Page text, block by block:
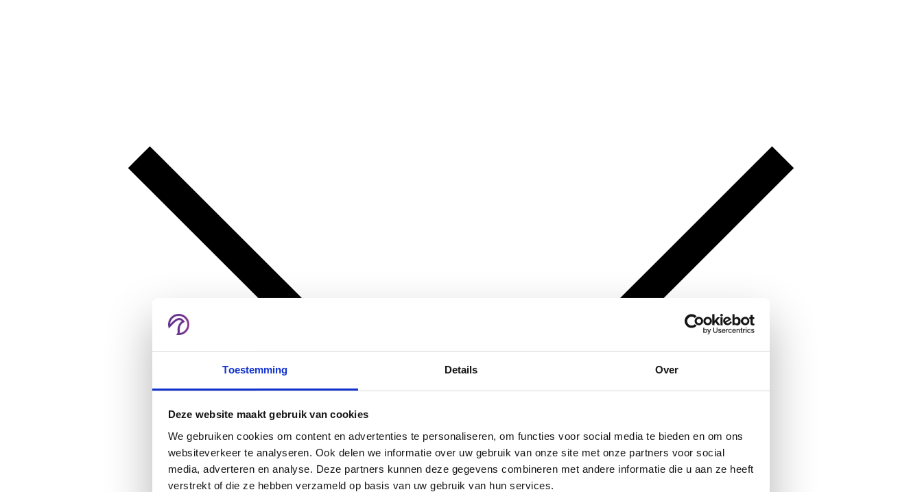
Toestemming Details Over
Deze website maakt gebruik van cookies
We gebruiken cookies om content en advertenties te personaliseren, om functies voor social media te bieden en om ons
websiteverkeer te analyseren. Ook delen we informatie over uw gebruik van onze site met onze partners voor social
media, adverteren en analyse. Deze partners kunnen deze gegevens combineren met andere informatie die u aan ze heeft
verstrekt of die ze hebben verzameld op basis van uw gebruik van hun services.